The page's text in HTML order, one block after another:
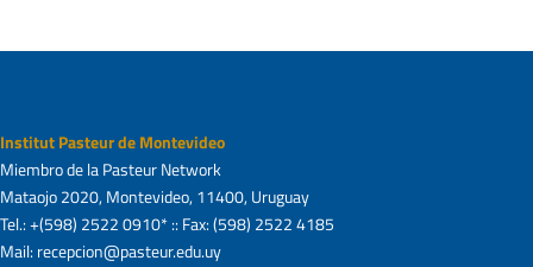
Institut Pasteur de Montevideo
Miembro de la Pasteur Network
Mataojo 2020, Montevideo, 11400, Uruguay
Tel.: +(598) 2522 0910* :: Fax: (598) 2522 4185
Mail: recepcion@pasteur.edu.uy